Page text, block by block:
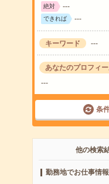
絶対 ---
できれば ---
キーワード ---
あなたのプロフィ
---
条
他の検索
勤務地でお仕事情